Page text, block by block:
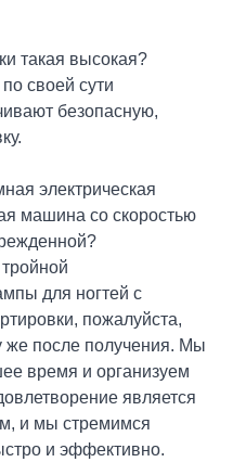
такая высокая?
своей сути
безопасную,
электрическая
машина со скоростью
для ногтей с
пожалуйста,
же после получения. Мы
время и организуем
является
и мы стремимся
и эффективно.